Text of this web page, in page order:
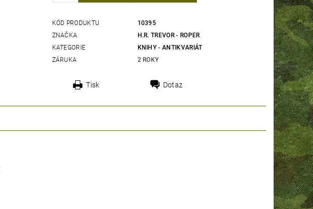
KÓD PRODUKTU
10395
ZNAČKA
H.R. TREVOR - ROPER
KATEGORIE
KNIHY - ANTIKVARIÁT
ZÁRUKA
2 ROKY
Tisk Dotaz